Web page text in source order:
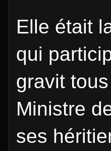
Elle était
qui
gravit
Ministre
ses